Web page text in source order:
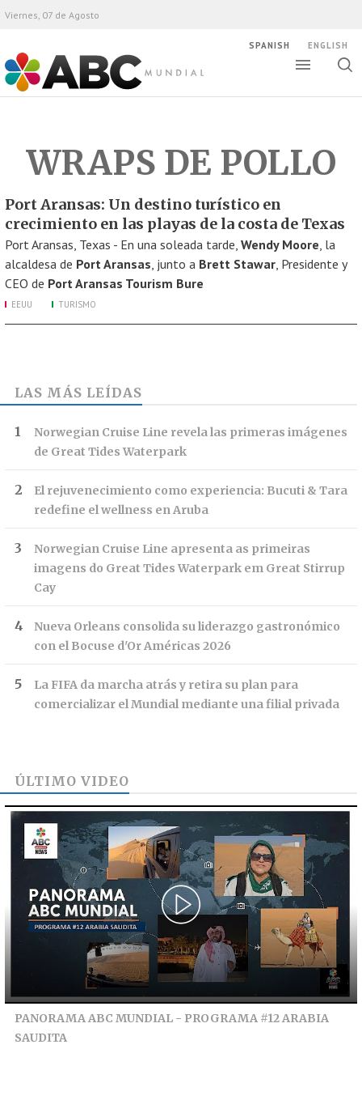
ABC Mundial
Viernes, 07 de Agosto
SPANISH ENGLISH
WRAPS DE POLLO
Port Aransas: Un destino turístico en
crecimiento en las playas de la costa de Texas
Port Aransas, Texas - En una soleada tarde, Wendy Moore, la
alcaldesa de Port Aransas, junto a Brett Stawar, Presidente y
CEO de Port Aransas Tourism Bure
EEUU TURISMO
LAS MÁS LEÍDAS
Norwegian Cruise Line revela las primeras imágenes
de Great Tides Waterpark
El rejuvenecimiento como experiencia: Bucuti & Tara
redefine el wellness en Aruba
Norwegian Cruise Line apresenta as primeiras
imagens do Great Tides Waterpark em Great Stirrup
Cay
Nueva Orleans consolida su liderazgo gastronómico
con el Bocuse d'Or Américas 2026
La FIFA da marcha atrás y retira su plan para
comercializar el Mundial mediante una filial privada
ÚLTIMO VIDEO
PANORAMA ABC MUNDIAL - PROGRAMA #12 ARABIA
SAUDITA